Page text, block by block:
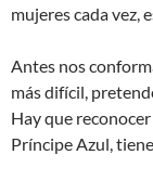
mujeres cada vez,
Antes nos
más difícil,
Hay que
Príncipe Azul,